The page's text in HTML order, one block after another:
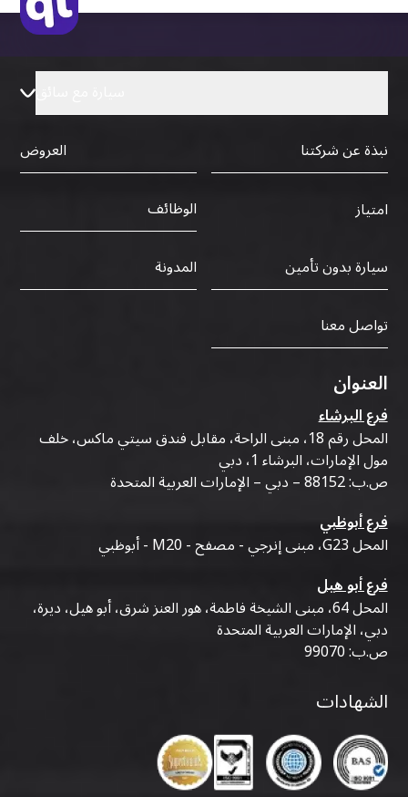
نبذة عن شركتنا
العروض
امتياز
الوظائف
سيارة بدون تأمين
المدونة
تواصل معنا
العنوان
فرع البرشاء
المحل رقم 18، مبنى الراحة، مقابل فندق سيتي ماكس، خلف
مول الإمارات، البرشاء 1، دبي
ص.ب: 88152 – دبي – الإمارات العربية المتحدة
فرع أبوظبي
المحل G23، مبنى إنرجي - مصفح - M20 - أبوظبي
فرع أبو هيل
المحل 64، مبنى الشيخة فاطمة، هور العنز شرق، أبو هيل، ديرة،
دبي، الإمارات العربية المتحدة
ص.ب: 99070
الشهادات